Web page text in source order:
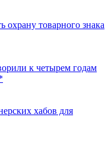
охрану товарного знака
к четырем годам
хабов для